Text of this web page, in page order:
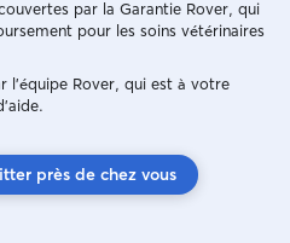
par la Garantie Rover, qui
pour les soins vétérinaires
l'équipe Rover, qui est à votre
près de chez vous